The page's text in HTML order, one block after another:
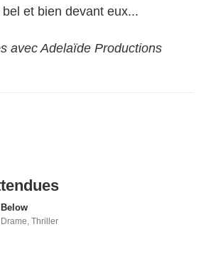
et bien devant eux...
avec Adelaïde Productions
Below
Drame,Thriller